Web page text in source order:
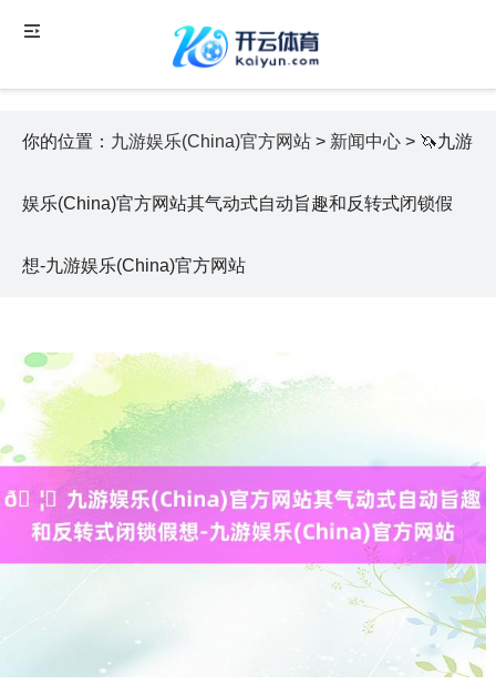
你的位置： 九游娱乐(China)官方网站 > 新闻中心 > 🦄九游
娱乐(China)官方网站其气动式自动旨趣和反转式闭锁假
想-九游娱乐(China)官方网站